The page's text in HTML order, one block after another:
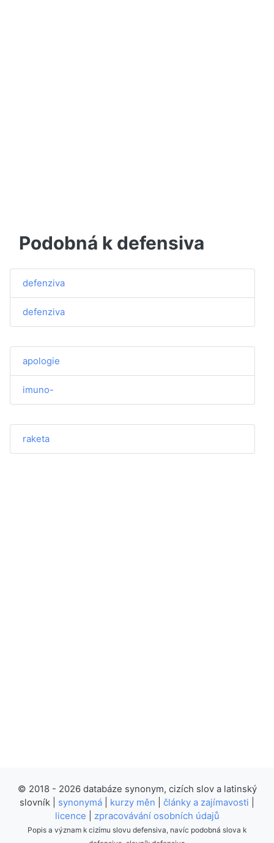
Podobná k defensiva
defenziva
defenziva
apologie
imuno-
raketa
© 2018 - 2026 databáze synonym, cizích slov a latinský
slovník | synonymá kurzy měn články a zajímavosti
licence
zpracovávání osobních údajů
Popis a význam k cizímu slovu defensiva, navíc podobná slova k